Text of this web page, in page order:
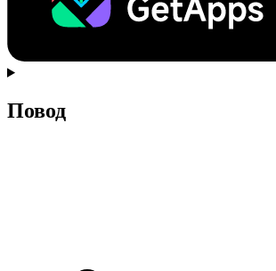
Повод